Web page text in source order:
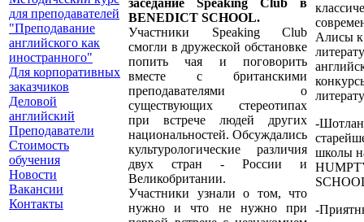
для преподавателей
"Преподавание
английского как
иностранного"
Для корпоративных
заказчиков
Деловой
английский
Преподаватели
Стоимость
обучения
Новости
Вакансии
Контакты
заседание Speaking Club в
BENEDICT SCHOOL.
Участники Speaking Club
смогли в дружеской обстановке
попить чая и поговорить
вместе с британскими
преподавателями о
существующих стереотипах
при встрече людей других
национальностей. Обсуждались
культурологические различия
двух стран - России и
Великобритании.
Участники узнали о том, что
нужно и что не нужно при
Алисы к
-
школы
-